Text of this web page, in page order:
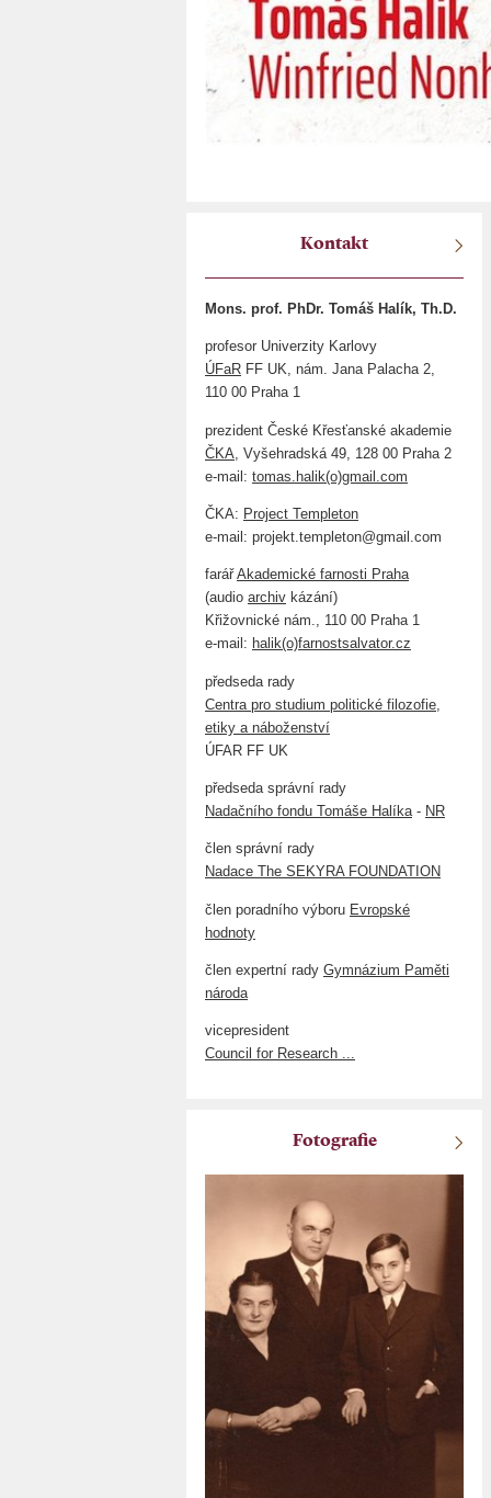
Kontakt
Mons. prof. PhDr. Tomáš Halík, Th.D.
profesor Univerzity Karlovy
ÚFaR FF UK, nám. Jana Palacha 2,
110 00 Praha 1
prezident České Křesťanské akademie
ČKA , Vyšehradská 49, 128 00 Praha 2
e-mail: tomas.halik(o)gmail.com
ČKA: Project Templeton
e-mail: projekt.templeton@gmail.com
farářAkademické farnosti Praha
(audio archiv kázání)
Křižovnické nám., 110 00 Praha 1
e-mail: halik(o)farnostsalvator.cz
předseda rady
Centra pro studium politické filozofie,
etiky a náboženství
ÚFAR FF UK
předseda správní rady
Nadačního fondu Tomáše Halíka - NR
člen správní rady
Nadace The SEKYRA FOUNDATION
člen poradního výboru Evropské
hodnoty
člen expertní rady Gymnázium Paměti
národa
vicepresident
Council for Research ...
Fotografie